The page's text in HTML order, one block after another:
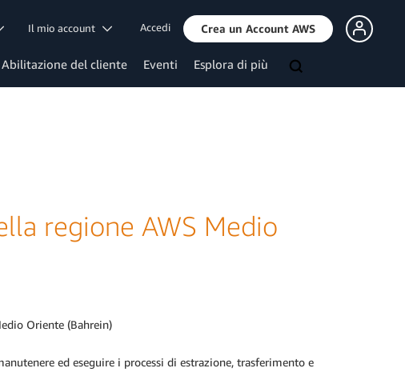
Il mio account Accedi Crea un Account AWS
Abilitazione del cliente Eventi Esplora di più
regione AWS Medio
Oriente (Bahrein)
ed eseguire i processi di estrazione, trasferimento e